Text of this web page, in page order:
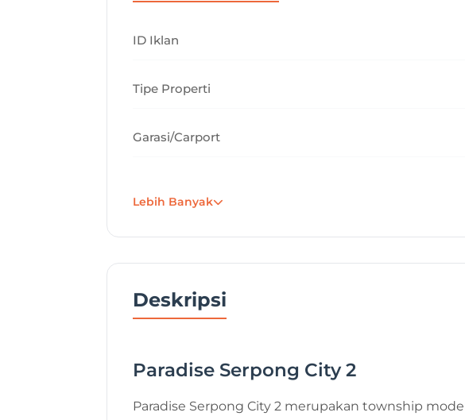
ID Iklan
Tipe Properti
Garasi/Carport
Tanggal Posting
Lebih Banyak
Deskripsi
Paradise Serpong City 2
Paradise Serpong City 2 merupakan township